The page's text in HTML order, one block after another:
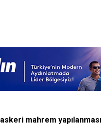
askeri mahrem yapılanması